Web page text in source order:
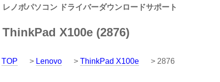
レノボパソコン ドライバーダウンロードサポート
ThinkPad X100e (2876)
TOP > Lenovo > ThinkPad X100e > 2876